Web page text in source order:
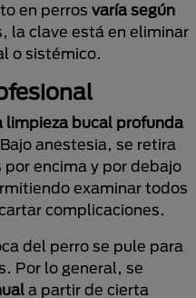
en perros varía según
la clave está en eliminar
o sistémico.
limpieza bucal profunda
anestesia, se retira
encima y por debajo
examinar todos
complicaciones.
del perro se pule para
Por lo general, se
a partir de cierta